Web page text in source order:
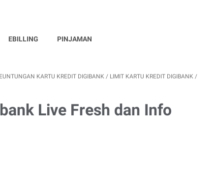
EBILLING PINJAMAN
KARTU KREDIT DIGIBANK / LIMIT KARTU KREDIT DIGIBANK /
Live Fresh dan Info